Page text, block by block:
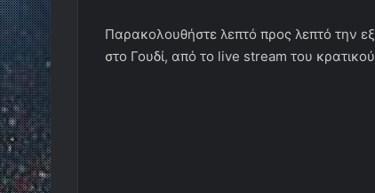
Παρακολουθήστε λεπτό προς λεπτό την
στο Γουδί, από το live stream του